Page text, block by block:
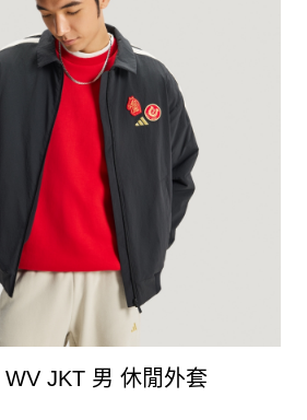
JKT 男 休閒外套